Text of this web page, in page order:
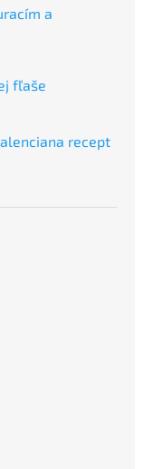
a
fľaše
recept